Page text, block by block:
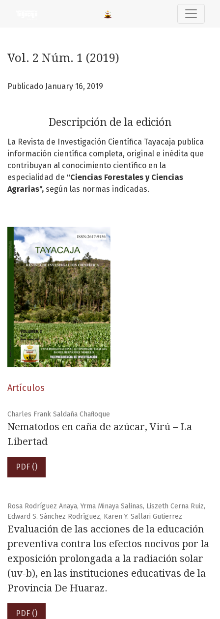
Vol. 2 Núm. 1 (2019)
Publicado January 16, 2019
Descripción de la edición
La Revista de Investigación Científica Tayacaja publica
información científica completa, original e inédita que
contribuyan al conocimiento científico en la
especialidad de "Ciencias Forestales y Ciencias
Agrarias", según las normas indicadas.
Artículos
Charles Frank Saldaña Chaﬂoque
Nematodos en caña de azúcar, Virú – La
Libertad
PDF ()
Rosa Rodríguez Anaya, Yrma Minaya Salinas, Liszeth Cerna Ruiz,
Edward S. Sánchez Rodríguez, Karen Y. Sallari Gutierrez
Evaluación de las acciones de la educación
preventiva contra los efectos nocivos por la
exposición prolongada a la radiación solar
(uv-b), en las instituciones educativas de la
Provincia De Huaraz.
PDF ()